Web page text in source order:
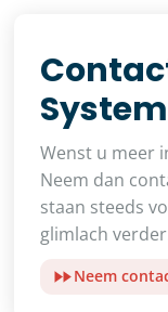
Wenst u meer
Neem dan
staan steeds
glimlach
Neem